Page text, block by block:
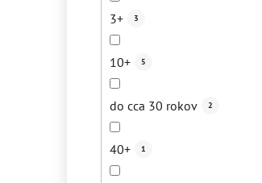
Poškodená pleť
Seborea
"Sťahovanie" pleti
Kuperóza
Obnova ochrannej bariéry
Zmiernenie zápalov
Eliminácia čiernych bodiek
Eliminácia upchatých pórov
3+ 3
10+ 5
do cca 30 rokov 2
40+ 1